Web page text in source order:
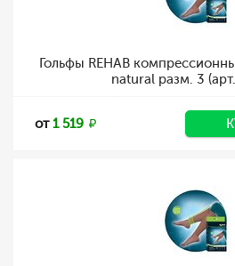
Гольфы REHAB
natural разм. 3
от1 519